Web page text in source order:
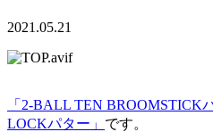
2021.05.21
「2-BALL TEN BROOMSTICK
LOCKパター」 です。